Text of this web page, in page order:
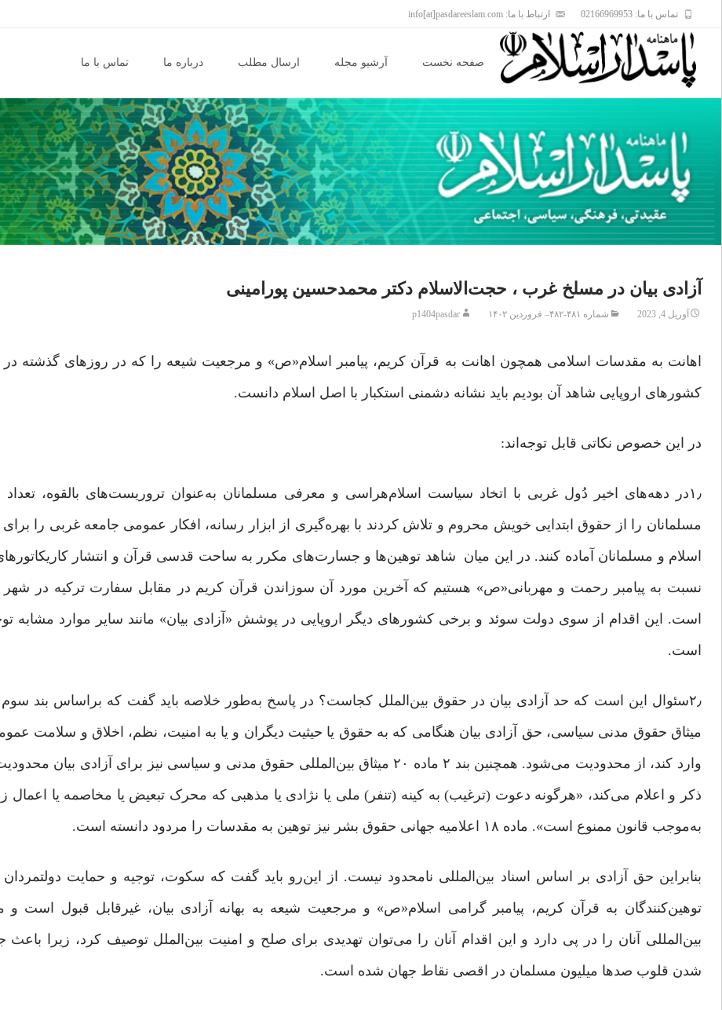
تماس با ما: 02166969953 ارتباط با ما: info[at]pasdareeslam.com
content
صفحه نخست آرشیو مجله ارسال مطلب درباره ما تماس با ما
آزادی بیان در مسلخ غرب ، حجت‌الاسلام دکتر محمدحسین پورامینی
آوریل 4, 2023 شماره ۴۸۱-۴۸۲– فروردین ۱۴۰۲ p1404pasdar
اهانت به مقدسات اسلامی همچون اهانت به قرآن کریم، پیامبر اسلام«ص»‌ و مرجعیت شیعه را که در روزهای گذشته در
کشورهای اروپایی شاهد آن بودیم باید نشانه دشمنی استکبار با اصل اسلام دانست.
در این خصوص نکاتی قابل توجه‌اند:
۱٫در دهه‌های اخیر دُول غربی با اتخاد سیاست اسلام‌هراسی و معرفی مسلمانان به‌عنوان تروریست‌های بالقوه، تعداد
مسلمانان را از حقوق ابتدایی خویش محروم و تلاش کردند با بهره‌گیری از ابزار رسانه، افکار عمومی جامعه غربی را برای
اسلام و مسلمانان آماده کنند. در این میان شاهد توهین‌ها و جسارت‌های مکرر به ساحت قدسی قرآن و انتشار کاریکاتورهای
نسبت به پیامبر رحمت و مهربانی«ص» هستیم که آخرین مورد آن سوزاندن قرآن کریم در مقابل سفارت ترکیه در شهر
است. این اقدام از سوی دولت سوئد و برخی کشورهای دیگر اروپایی در پوشش «آزادی بیان» مانند سایر موارد مشابه
است.
میثاق حقوق مدنی سیاسی، حق آزادی بیان هنگامی که به حقوق یا حیثیت دیگران و یا به امنیت، ‌نظم، اخلاق و سلامت
وارد کند، از محدودیت می‌شود. همچنین بند ۲ ماده ۲۰ میثاق بین‌المللی حقوق مدنی و سیاسی نیز برای آزادی بیان
ذکر و اعلام می‌کند، «هرگونه دعوت (ترغیب‌) به کینه (تنفر) ملی یا نژادی یا مذهبی که محرک تبعیض یا مخاصمه یا اعمال
به‌موجب قانون ممنوع است». ماده ۱۸ اعلامیه جهانی حقوق بشر نیز توهین به مقدسات را مردود دانسته است.
بنابراین حق آزادی بر اساس اسناد بین‌المللی نامحدود نیست. از این‌‌رو باید گفت که سکوت، توجیه و حمایت دولتمردان
توهین‌کنند‌گان به قرآن کریم، پیامبر گرامی اسلام«ص» و مرجعیت شیعه به بهانه آزادی بیان، غیرقابل قبول است و
بین‌المللی آنان را در پی دارد و این اقدام آنان را می‌توان تهدیدی برای صلح و امنیت بین‌الملل توصیف کرد، زیرا باعث
شدن قلوب صدها میلیون مسلمان در اقصی نقاط جهان شده است.